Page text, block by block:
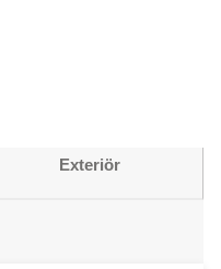
Exteriör